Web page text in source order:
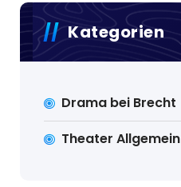
Kategorien
Drama bei Brecht
Theater Allgemein